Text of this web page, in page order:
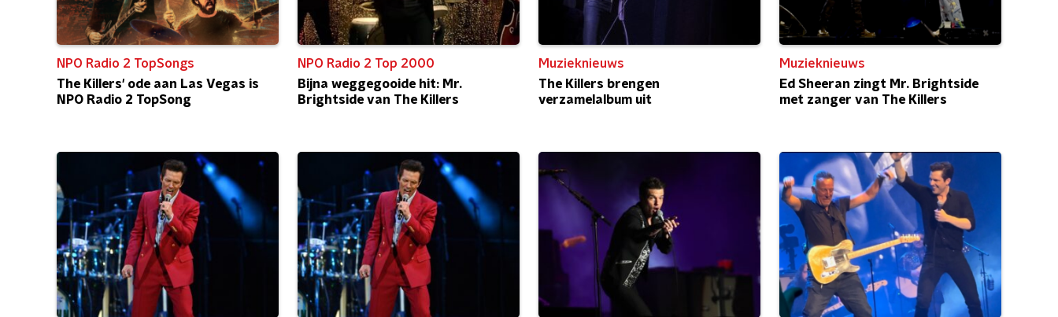
NPO Radio 2 TopSongs
The Killers' ode aan Las Vegas is
NPO Radio 2 TopSong
NPO Radio 2 Top 2000
Bijna weggegooide hit: Mr.
Brightside van The Killers
Muzieknieuws
The Killers brengen
verzamelalbum uit
Muzieknieuws
Ed Sheeran zingt Mr. Brightside
met zanger van The Killers